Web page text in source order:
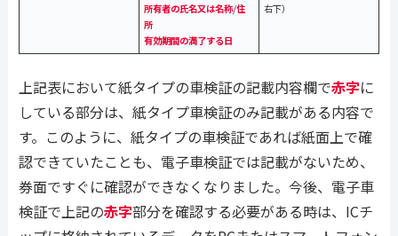
所有者の氏名又は名称/住
所
有効期間の満了する日
右下）
上記表において紙タイプの車検証の記載内容欄で赤字に
している部分は、紙タイプ車検証のみ記載がある内容で
す。このように、紙タイプの車検証であれば紙面上で確
認できていたことも、電子車検証では記載がないため、
券面ですぐに確認ができなくなりました。今後、電子車
検証で上記の赤字部分を確認する必要がある時は、ICチ